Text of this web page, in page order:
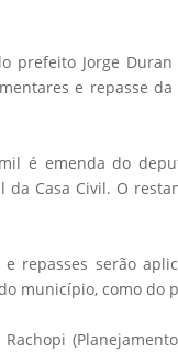
prefeito Jorge
e repasse
é emenda do
da Casa Civil. O
repasses serão
município, como do